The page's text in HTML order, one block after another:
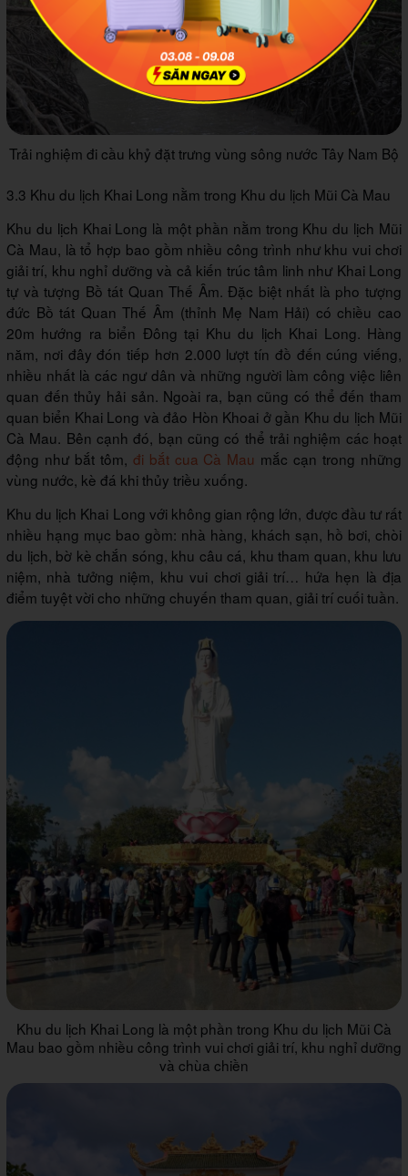
Trải nghiệm đi cầu khỷ đặt trưng vùng sông nước Tây Nam Bộ
3.3 Khu du lịch Khai Long nằm trong Khu du lịch Mũi Cà Mau
Khu du lịch Khai Long là một phần nằm trong Khu du lịch Mũi
Cà Mau, là tổ hợp bao gồm nhiều công trình như khu vui chơi
giải trí, khu nghỉ dưỡng và cả kiến trúc tâm linh như Khai Long
tự và tượng Bồ tát Quan Thế Âm. Đặc biệt nhất là pho tượng
đức Bồ tát Quan Thế Âm (thỉnh Mẹ Nam Hải) có chiều cao
20m hướng ra biển Đông tại Khu du lịch Khai Long. Hàng
năm, nơi đây đón tiếp hơn 2.000 lượt tín đồ đến cúng viếng,
nhiều nhất là các ngư dân và những người làm công việc liên
quan đến thủy hải sản. Ngoài ra, bạn cũng có thể đến tham
quan biển Khai Long và đảo Hòn Khoai ở gần Khu du lịch Mũi
Cà Mau. Bên cạnh đó, bạn cũng có thể trải nghiệm các hoạt
động như bắt tôm, đi bắt cua Cà Mau mắc cạn trong những
vùng nước, kè đá khi thủy triều xuống.
Khu du lịch Khai Long với không gian rộng lớn, được đầu tư rất
nhiều hạng mục bao gồm: nhà hàng, khách sạn, hồ bơi, chòi
du lịch, bờ kè chắn sóng, khu câu cá, khu tham quan, khu lưu
niệm, nhà tưởng niệm, khu vui chơi giải trí… hứa hẹn là địa
điểm tuyệt vời cho những chuyến tham quan, giải trí cuối tuần.
Khu du lịch Khai Long là một phần trong Khu du lịch Mũi Cà
Mau bao gồm nhiều công trình vui chơi giải trí, khu nghỉ dưỡng
và chùa chiền